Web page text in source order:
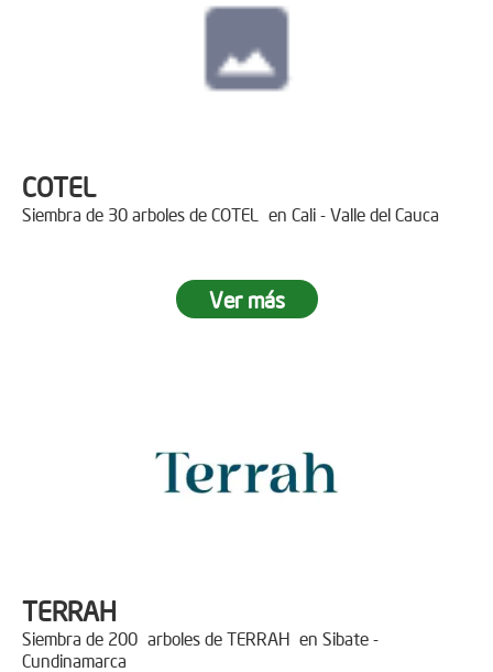
COTEL
Siembra de 30 arboles de COTEL en Cali - Valle del Cauca
Ver más
TERRAH
Siembra de 200 arboles de TERRAH en Sibate -
Cundinamarca